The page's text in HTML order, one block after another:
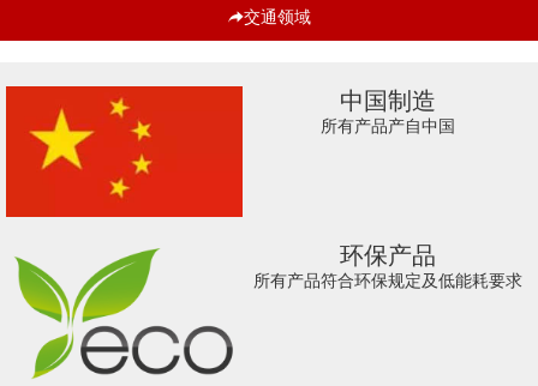
交通领域
中国制造
所有产品产自中国
环保产品
所有产品符合环保规定及低能耗要求